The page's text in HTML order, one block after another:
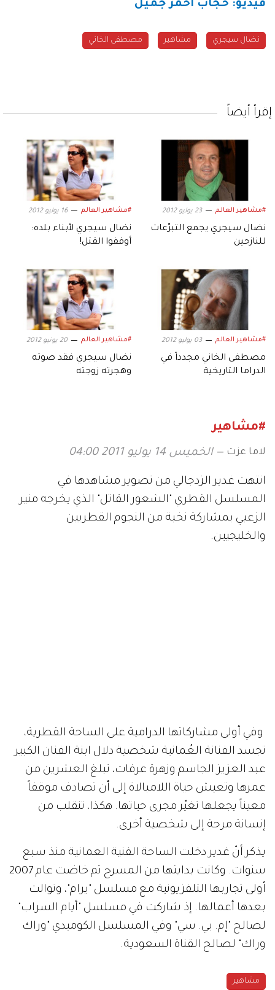
فيديو: حجاب أحمر جميل
نضال سيجري مشاهير مصطفى الخاني
إقرأ أيضاً
#مشاهير العالم 23 يوليو 2012
نضال سيجري يجمع التبرّعات
للنازحين
#مشاهير العالم 16 يوليو 2012
نضال سيجري لأبناء بلده:
أوقفوا القتل!
#مشاهير العالم 03 يوليو 2012
مصطفى الخاني مجدداً في
الدراما التاريخية
#مشاهير العالم 20 يونيو 2012
نضال سيجري فقد صوته
وهجرته زوجته
#مشاهير
لاما عزت الخميس 14 يوليو 2011 04:00
انتهت غدير الزدجالي من تصوير مشاهدها في
المسلسل القطري "الشعور القاتل" الذي يخرجه منير
الزعبي بمشاركة نخبة من النجوم القطريين
والخليجيين.
وفي أولى مشاركاتها الدرامية على الساحة القطرية،
تجسد الفنانة العُمانية شخصية دلال ابنة الفنان الكبير
عبد العزيز الجاسم وزهرة عرفات، تبلغ العشرين من
عمرها وتعيش حياة اللامبالاة إلى أن تصادف موقفاً
معيناً يجعلها تغيّر مجرى حياتها. هكذا، تنقلب من
إنسانة مرحة إلى شخصية أخرى.
يذكر أنّ غدير دخلت الساحة الفنية العمانية منذ سبع
سنوات. وكانت بدايتها من المسرح ثم خاضت عام 2007
أولى تجاربها التلفزيونية مع مسلسل "يرام"، وتوالت
بعدها أعمالها. إذ شاركت في مسلسل "أيام السراب"
لصالح "إم. بي. سي" وفي المسلسل الكوميدي "وراك
وراك" لصالح القناة السعودية.
مشاهير